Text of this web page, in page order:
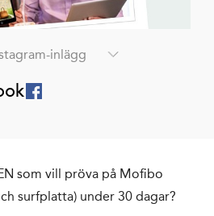
inlägg
som vill pröva på Mofibo
surfplatta) under 30 dagar?